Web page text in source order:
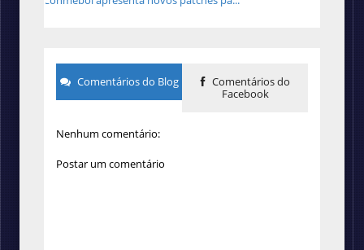
Comentários do Blog
Comentários do
Facebook
Nenhum comentário:
Postar um comentário